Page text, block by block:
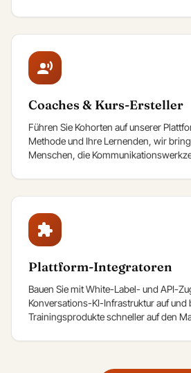
Coaches & Kurs-Ersteller
Führen Sie Kohorten auf unserer
Methode und Ihre Lernenden, wir
Menschen, die
Plattform-Integratoren
Bauen Sie mit White-Label- und API-
Konversations-KI-Infrastruktur auf und
Trainingsprodukte schneller auf den